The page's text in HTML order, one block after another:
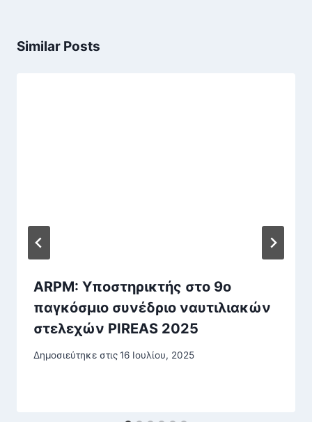
Similar Posts
ARPM: Υποστηρικτής στο 9o
παγκόσμιο συνέδριο ναυτιλιακών
στελεχών PIREAS 2025
Δημοσιεύτηκε στις16 Ιουλίου, 2025